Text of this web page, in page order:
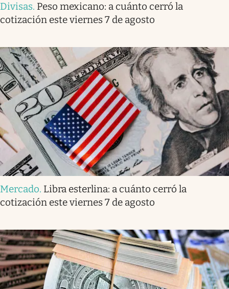
Divisas. Peso mexicano: a cuánto cerró la
cotización este viernes 7 de agosto
Mercado. Libra esterlina: a cuánto cerró la
cotización este viernes 7 de agosto